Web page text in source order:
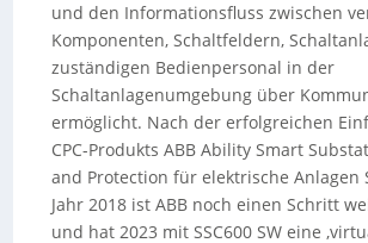
und den Informationsfluss zwischen
Komponenten, Schaltfeldern,
zuständigen Bedienpersonal in der
Schaltanlagenumgebung über
ermöglicht. Nach der erfolgreichen
CPC-Produkts ABB Ability Smart
and Protection für elektrische Anlagen
Jahr 2018 ist ABB noch einen Schritt
und hat 2023 mit SSC600 SW eine